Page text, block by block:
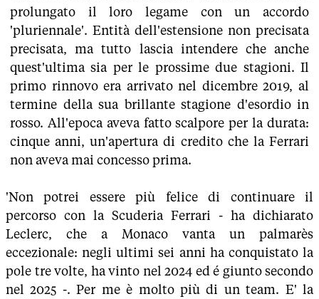
prolungato il loro legame con un accordo
'pluriennale'. Entità dell'estensione non precisata
precisata, ma tutto lascia intendere che anche
quest'ultima sia per le prossime due stagioni. Il
primo rinnovo era arrivato nel dicembre 2019, al
termine della sua brillante stagione d'esordio in
rosso. All'epoca aveva fatto scalpore per la durata:
cinque anni, un'apertura di credito che la Ferrari
non aveva mai concesso prima.
'Non potrei essere più felice di continuare il
percorso con la Scuderia Ferrari - ha dichiarato
Leclerc, che a Monaco vanta un palmarès
eccezionale: negli ultimi sei anni ha conquistato la
pole tre volte, ha vinto nel 2024 ed é giunto secondo
nel 2025 -. Per me è molto più di un team. E' la